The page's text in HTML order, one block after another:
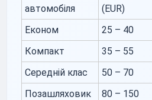
автомобіля
(EUR)
Економ
25 – 40
Компакт
35 – 55
Середній клас
50 – 70
Позашляховик
80 – 150